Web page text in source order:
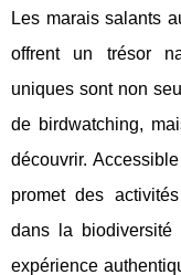
Les marais salants
offrent un trésor
uniques sont non
de birdwatching,
découvrir.
promet des
dans la biodiversité
expérience